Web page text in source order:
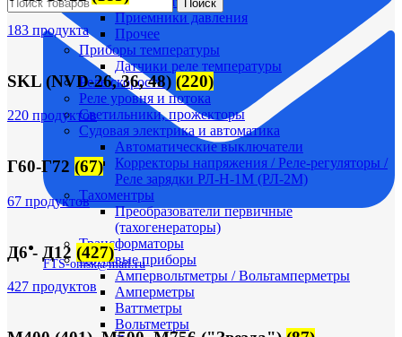
FTS-omsk@mail.ru
Приемники давления
Прочее
Приборы температуры
Датчики реле температуры
Реле скорости
Реле уровня и потока
Светильники, прожекторы
Судовая электрика и автоматика
Автоматические выключатели
Корректоры напряжения / Реле-регуляторы /
Реле зарядки РЛ-Н-1М (РЛ-2М)
Тахоментры
Преобразователи первичные
(тахогенераторы)
Трансформаторы
Щитовые приборы
Ампервольтметры / Вольтамперметры
Амперметры
Ваттметры
Вольтметры
Поиск
183 продукта
SKL (NVD-26, 36, 48) (220)
220 продуктов
Г60-Г72 (67)
67 продуктов
Д6 - Д12 (427)
427 продуктов